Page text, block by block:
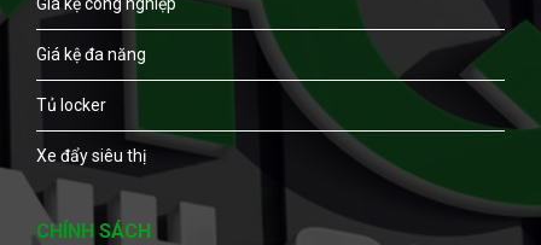
Giá kệ công nghiệp
Giá kệ đa năng
Tủ locker
Xe đẩy siêu thị
CHÍNH SÁCH